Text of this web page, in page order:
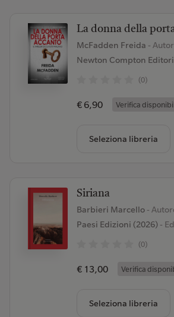
La donna della
McFadden Freida -
Newton Compton
(0)
€ 6,90 Verifica
Seleziona libreria
Siriana
Barbieri Marcello -
Paesi Edizioni (2026)-
(0)
€ 13,00 Verifica
Seleziona libreria